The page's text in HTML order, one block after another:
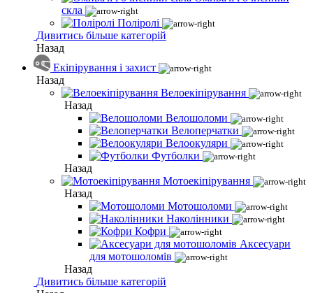
скла
Поліролі
Дивитись більше категорій
Назад
Екіпірування і захист
Назад
Велоекіпірування
Назад
Велошоломи
Велоперчатки
Велоокуляри
Футболки
Назад
Мотоекіпірування
Назад
Мотошоломи
Наколінники
Кофри
Аксесуари
для мотошоломів
Назад
Дивитись більше категорій